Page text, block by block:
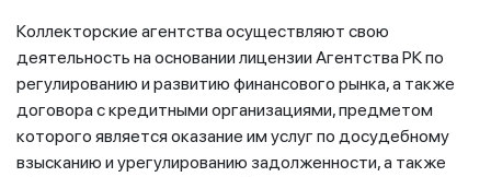
Коллекторские агентства осуществляют свою
деятельность на основании лицензии Агентства РК по
регулированию и развитию финансового рынка, а также
договора с кредитными организациями, предметом
которого является оказание им услуг по досудебному
взысканию и урегулированию задолженности, а также